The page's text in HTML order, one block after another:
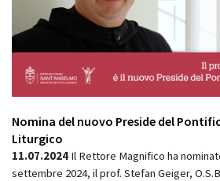
Nomina del nuovo Preside del
Liturgico
11.07.2024 Il Rettore Magnifico ha
settembre 2024, il prof. Stefan Geiger,